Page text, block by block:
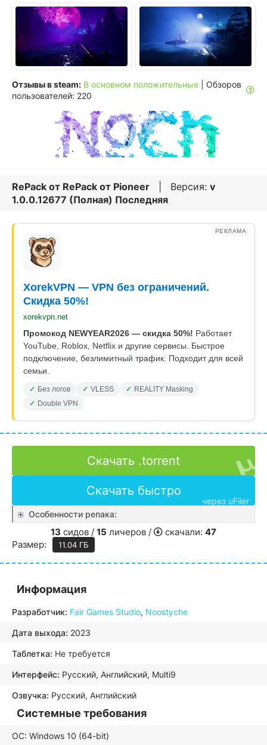
Отзывы в steam: В основном положительные
| Обзоров
пользователей: 220
RePack от RePack от Pioneer | Версия: v
1.0.0.12677 (Полная) Последняя
РЕКЛАМА
XorekVPN — VPN без ограничений.
Скидка 50%!
xorekvpn.net
Промокод NEWYEAR2026 — скидка 50%! Работает
YouTube, Roblox, Netflix и другие сервисы. Быстрое
подключение, безлимитный трафик. Подходит для всей
семьи.
Без логов VLESS
REALITY Masking
Double VPN
Скачать .torrent
Скачать быстро
через uFiler
Особенности репака:
13 сидов / 15 личеров / скачали: 47
Размер:
11.04 ГБ
Информация
Разработчик: Fair Games Studio, Noostyche
Дата выхода: 2023
Таблетка: Не требуется
Интерфейс: Русский, Английский, Multi9
Озвучка: Русский, Английский
Системные требования
ОС: Windows 10 (64-bit)